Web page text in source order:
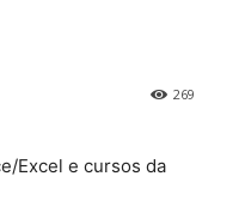
269
Excel e cursos da